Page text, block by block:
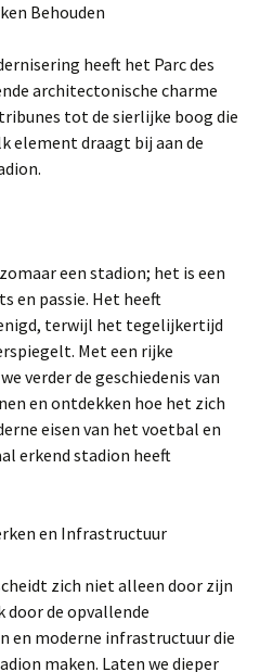
Behouden
heeft het Parc des
architectonische charme
tot de sierlijke boog die
element draagt bij aan de
een stadion; het is een
en passie. Het heeft
terwijl het tegelijkertijd
Met een rijke
verder de geschiedenis van
en ontdekken hoe het zich
eisen van het voetbal en
erkend stadion heeft
en Infrastructuur
zich niet alleen door zijn
door de opvallende
en moderne infrastructuur die
maken. Laten we dieper